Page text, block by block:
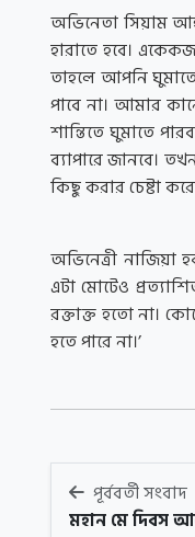
অভিনেতা সিয়াম
হারাতে হবে।
তাহলে আপনি
পাবে না। আমার
শান্তিতে ঘুমাতে
ব্যাপারে জানবে।
কিছু করার চেষ্টা
অভিনেত্রী নাজিয়া
এটা মোটেও
রক্তাক্ত হতো না।
হতে পারে না।’
পূর্ববর্তী সংবাদ
মহান মে দিবস